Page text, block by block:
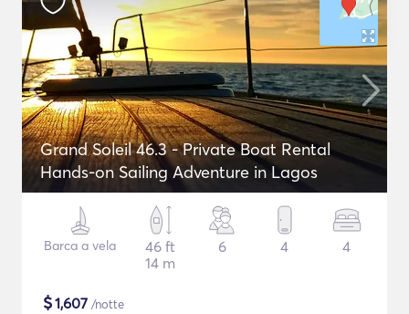
Grand Soleil 46.3 - Private Boat Rental
Hands-on Sailing Adventure in Lagos
Barca a vela
46 ft
14 m
6 4 4
$1,607 /notte